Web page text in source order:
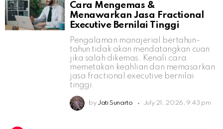
Cara Mengemas &
Menawarkan Jasa Fractional
Executive Bernilai Tinggi
Pengalaman manajerial bertahun-
tahun tidak akan mendatangkan cuan
jika salah dikemas. Kenali cara
memetakan keahlian dan memasarkan
jasa fractional executive bernilai
tinggi.
by Jati Sunarto July 21, 2026, 9:43 pm